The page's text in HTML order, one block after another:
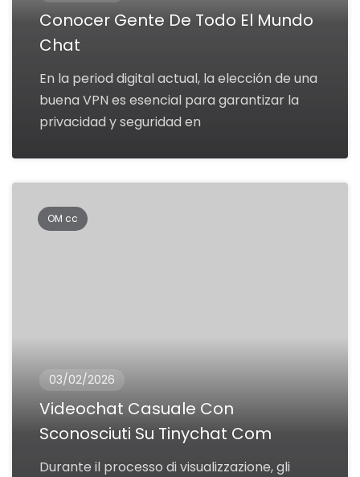
Conocer Gente De Todo El Mundo
Chat
En la period digital actual, la elección de una
buena VPN es esencial para garantizar la
privacidad y seguridad en
OM cc
03/02/2026
Videochat Casuale Con
Sconosciuti Su Tinychat Com
Durante il processo di visualizzazione, gli